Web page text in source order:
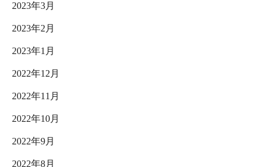
2023年3月
2023年2月
2023年1月
2022年12月
2022年11月
2022年10月
2022年9月
2022年8月